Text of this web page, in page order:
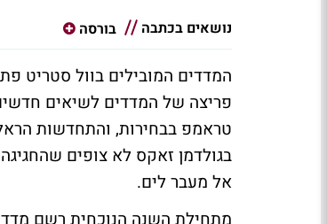
נושאים בכתבה בורסה
פריצה של המדדים לשיאים
טראמפ בבחירות, והתחדשות
בגולדמן זאקס לא צופים
אל מעבר לים.